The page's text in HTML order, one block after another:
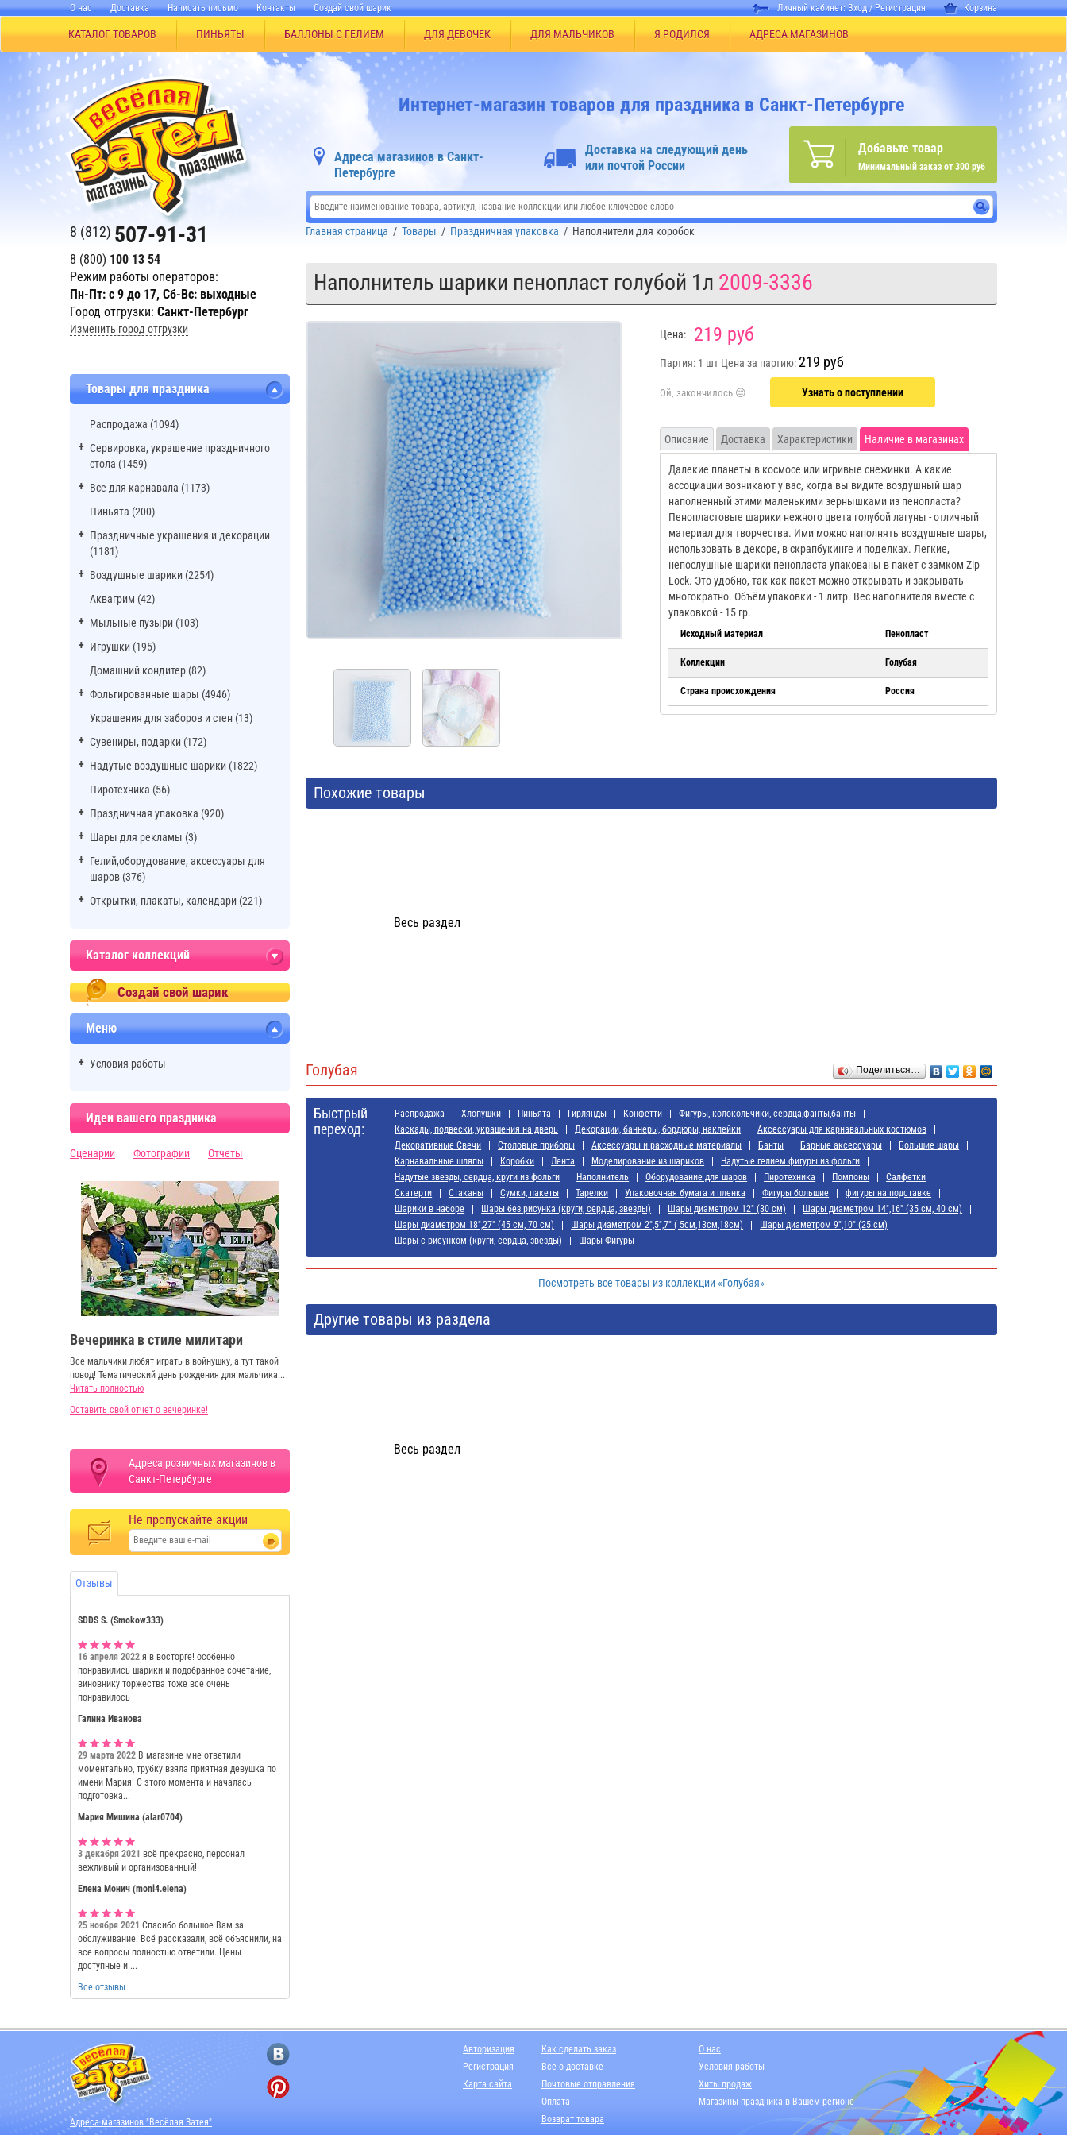
О нас Доставка Написать письмо Контакты Создай свой шарик Личный кабинет:Вход/Регистрация Корзина
КАТАЛОГ ТОВАРОВ ПИНЬЯТЫ БАЛЛОНЫ С ГЕЛИЕМ ДЛЯ ДЕВОЧЕК ДЛЯ МАЛЬЧИКОВ Я РОДИЛСЯ АДРЕСА МАГАЗИНОВ
8 (812) 507-91-31
8 (800) 100 13 54
Режим работы операторов:
Пн-Пт: с 9 до 17, Сб-Вс: выходные
Город отгрузки: Санкт-Петербург
Изменить город отгрузки
Товары для праздника
Распродажа (1094)
Сервировка, украшение праздничного
стола (1459)
Все для карнавала (1173)
Пиньята (200)
Праздничные украшения и декорации
(1181)
Воздушные шарики (2254)
Аквагрим (42)
Мыльные пузыри (103)
Игрушки (195)
Домашний кондитер (82)
Фольгированные шары (4946)
Украшения для заборов и стен (13)
Сувениры, подарки (172)
Надутые воздушные шарики (1822)
Пиротехника (56)
Праздничная упаковка (920)
Шары для рекламы (3)
Гелий,оборудование, аксессуары для
шаров (376)
Открытки, плакаты, календари (221)
Каталог коллекций
Создай свой шарик
Меню
Условия работы
Идеи вашего праздника
Сценарии Фотографии Отчеты
Вечеринка в стиле милитари
Все мальчики любят играть в войнушку, а тут такой
повод! Тематический день рождения для мальчика...
Читать полностью
Оставить свой отчет о вечеринке!
Адреса розничных магазинов в
Санкт-Петербурге
Не пропускайте акции
Отзывы
SDDS S. (Smokow333)
16 апреля 2022 я в восторге! особенно
понравились шарики и подобранное сочетание,
виновнику торжества тоже все очень
понравилось
Галина Иванова
29 марта 2022 В магазине мне ответили
моментально, трубку взяла приятная девушка по
имени Мария! С этого момента и началась
подготовка...
Мария Мишина (alar0704)
3 декабря 2021 всё прекрасно, персонал
вежливый и организованный!
Елена Монич (moni4.elena)
25 ноября 2021 Спасибо большое Вам за
обслуживание. Всё рассказали, всё объяснили, на
все вопросы полностью ответили. Цены
доступные и ...
Все отзывы
Интернет-магазин товаров для праздника в Санкт-Петербурге
Добавьте товар
Минимальный заказ от 300 руб
Адреса магазинов в Санкт-
Петербурге
Доставка на следующий день
или почтой России
Главная страница / Товары / Праздничная упаковка / Наполнители для коробок
Наполнитель шарики пенопласт голубой 1л 2009-3336
Цена: 219 руб
Партия: 1 шт Цена за партию:219 руб
Узнать о поступлении
Описание Доставка Характеристики Наличие в магазинах
Далекие планеты в космосе или игривые снежинки. А какие
ассоциации возникают у вас, когда вы видите воздушный шар
наполненный этими маленькими зернышками из пенопласта?
Пенопластовые шарики нежного цвета голубой лагуны - отличный
материал для творчества. Ими можно наполнять воздушные шары,
использовать в декоре, в скрапбукинге и поделках. Легкие,
непослушные шарики пенопласта упакованы в пакет с замком Zip
Lock. Это удобно, так как пакет можно открывать и закрывать
многократно. Объём упаковки - 1 литр. Вес наполнителя вместе с
упаковкой - 15 гр.
Исходный материал Пенопласт
Коллекции Голубая
Страна происхождения Россия
Похожие товары
Весь раздел
Поделиться…
Голубая
Быстрый
переход:
Распродажа Хлопушки Пиньята Гирлянды Конфетти
Фигуры, колокольчики, сердца,фанты,банты
Каскады, подвески, украшения на дверь
Декорации, баннеры, бордюры, наклейки
Аксессуары для карнавальных костюмов
Декоративные Свечи
Cтоловые приборы Аксессуары и расходные материалы Банты Барные аксессуары
Большие шары
Карнавальные шляпы
Коробки Лента Моделирование из шариков
Надутые гелием фигуры из фольги
Надутые звезды, сердца, круги из фольги
Наполнитель Оборудование для шаров Пиротехника Помпоны
Салфетки
Скатерти
Стаканы Сумки, пакеты Тарелки Упаковочная бумага и пленка Фигуры большие
фигуры на подставке
Шарики в наборе
Шары без рисунка (круги, сердца, звезды) Шары диаметром 12" (30 см)
Шары диаметром 14",16" (35 см, 40 см)
Шары диаметром 18",27" (45 см, 70 см)
Шары диаметром 2",5",7" ( 5см,13см,18см)
Шары диаметром 9",10" (25 см)
Шары с рисунком (круги, сердца, звезды)
Шары Фигуры
Посмотреть все товары из коллекции «Голубая»
Другие товары из раздела
Весь раздел
Адреса магазинов "Весёлая Затея"
Авторизация
Регистрация
Карта сайта
Как сделать заказ
Все о доставке
Почтовые отправления
Оплата
Возврат товара
О нас
Условия работы
Хиты продаж
Магазины праздника в Вашем регионе